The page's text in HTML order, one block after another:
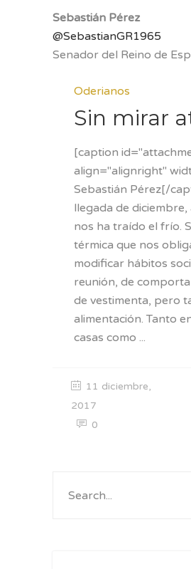
Sebastián Pérez
@SebastianGR1965
Senador del Reino de
Oderianos
Sin mirar
[caption
align="alignright"
Sebastián Pérez[/
llegada de diciembre,
nos ha traído el frío.
térmica que nos
modificar hábitos
reunión, de
de vestimenta, pero
alimentación. Tanto
casas como
11 diciembre,
2017
0